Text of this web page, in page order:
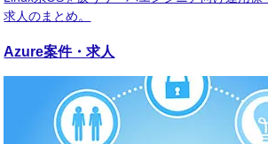
求人のまとめ。
Azure案件・求人